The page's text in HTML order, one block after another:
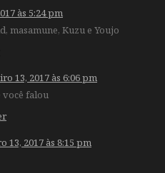
às 5:24 pm
masamune, Kuzu e Youjo
13, 2017 às 6:06 pm
você falou
13, 2017 às 8:15 pm